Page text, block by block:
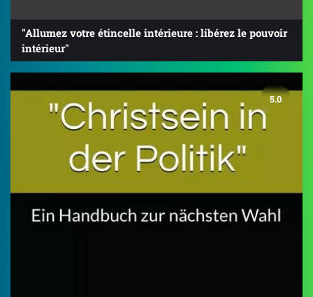
"Allumez votre étincelle intérieure : libérez le pouvoir
intérieur"
5.0